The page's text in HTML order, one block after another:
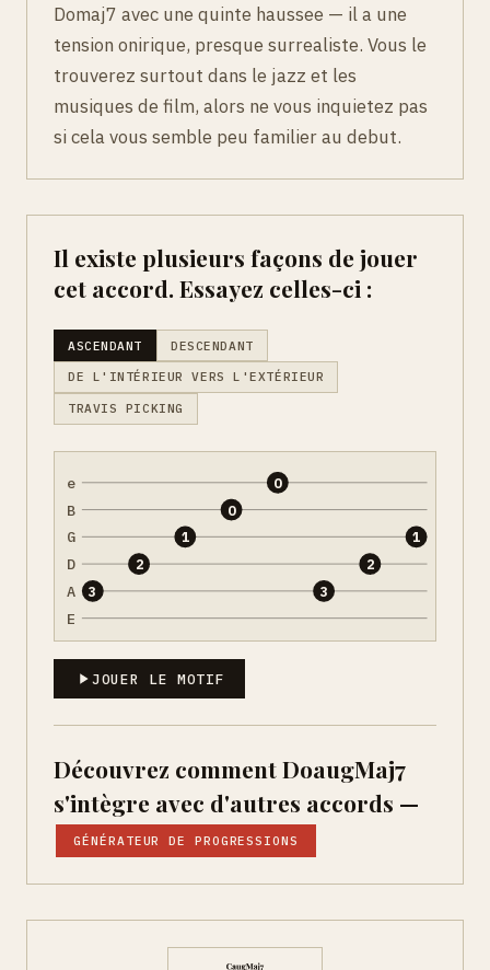
Domaj7 avec une quinte haussee — il a une
tension onirique, presque surrealiste. Vous le
trouverez surtout dans le jazz et les
musiques de film, alors ne vous inquietez pas
si cela vous semble peu familier au debut.
Il existe plusieurs façons de jouer
cet accord. Essayez celles-ci :
ASCENDANT DESCENDANT
DE L'INTÉRIEUR VERS L'EXTÉRIEUR
TRAVIS PICKING
e
B
G
D
A
E
3
2
1
0
0
3
2
1
JOUER LE MOTIF
Découvrez comment DoaugMaj7
s'intègre avec d'autres accords —
GÉNÉRATEUR DE PROGRESSIONS